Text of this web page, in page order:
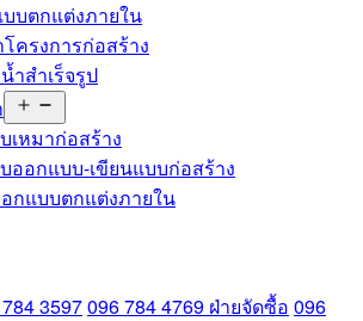
บตกแต่งภายใน
ครงการก่อสร้าง
ำสำเร็จรูป
menu
เหมาก่อสร้าง
ออกแบบ-เขียนแบบก่อสร้าง
กแบบตกแต่งภายใน
3597096 784 4769 ฝ่ายจัดซื้อ 096